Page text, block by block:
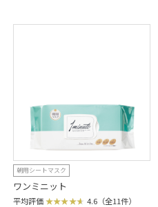
朝用シートマスク
ワンミニット
平均評価 4.6（全11件）